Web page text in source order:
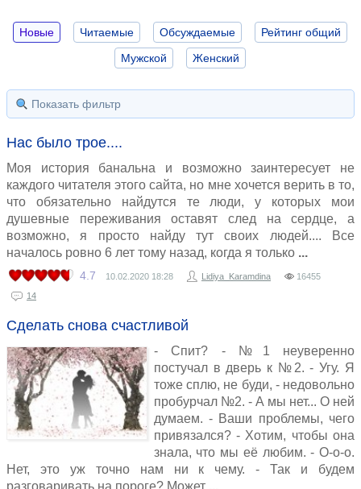
Новые Читаемые Обсуждаемые
Рейтинг общий
Мужской
Женский
Показать фильтр
Нас было трое....
Моя история банальна и возможно заинтересует не
каждого читателя этого сайта, но мне хочется верить в то,
что обязательно найдутся те люди, у которых мои
душевные переживания оставят след на сердце, а
возможно, я просто найду тут своих людей.... Все
началось ровно 6 лет тому назад, когда я только
4.7 10.02.2020 18:28 Lidiya_Karamdina
16455
14
Сделать снова счастливой
- Спит? - №1 неуверенно
постучал в дверь к №2. - Угу. Я
тоже сплю, не буди, - недовольно
пробурчал №2. - А мы нет... О ней
думаем. - Ваши проблемы, чего
привязался? - Хотим, чтобы она
знала, что мы её любим. - О-о-о.
Нет, это уж точно нам ни к чему. - Так и будем
разговаривать на пороге? Может